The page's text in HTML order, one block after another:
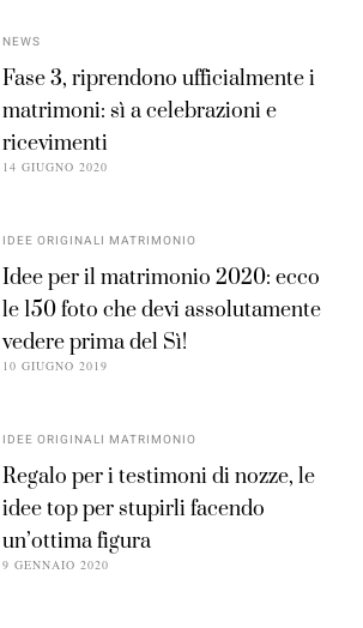
NEWS
Fase 3, riprendono ufficialmente i
matrimoni: sì a celebrazioni e
ricevimenti
14 GIUGNO 2020
IDEE ORIGINALI MATRIMONIO
Idee per il matrimonio 2020: ecco
le 150 foto che devi assolutamente
vedere prima del Sì!
10 GIUGNO 2019
IDEE ORIGINALI MATRIMONIO
Regalo per i testimoni di nozze, le
idee top per stupirli facendo
un’ottima figura
9 GENNAIO 2020